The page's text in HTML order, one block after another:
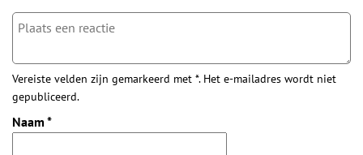
Vereiste velden zijn gemarkeerd met *. Het e-mailadres wordt niet
gepubliceerd.
Naam *